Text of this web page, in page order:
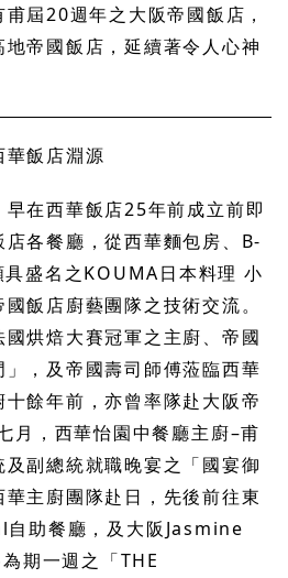
甫屆20週年之大阪帝國飯店，
帝國飯店，延續著令人心神
華飯店淵源
早在西華飯店25年前成立前即
各餐廳，從西華麵包房、 B-
盛名之KOUMA日本料理 小
飯店廚藝團隊之技術交流。
烘焙大賽冠軍之主廚、帝國
，及帝國壽司師傅蒞臨西華
餘年前，亦曾率隊赴大阪帝
月，西華怡園中餐廳主廚–甫
副總統就職晚宴之「國宴御
主廚團隊赴日，先後前往東
自助餐廳，及大阪 Jasmine
期一週之「THE